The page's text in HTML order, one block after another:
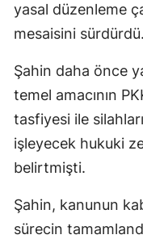
yasal düzenleme
mesaisini sürdürdü.
Şahin daha önce
temel amacının
tasfiyesi ile
işleyecek hukuki
belirtmişti.
Şahin, kanunun
sürecin